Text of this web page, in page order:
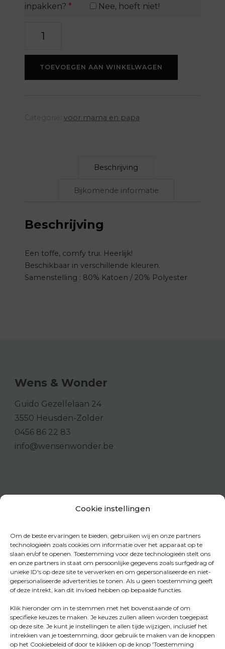
Cookie instellingen
Om de beste ervaringen te bieden, gebruiken wij en onze partners
technologieën zoals cookies om informatie over het apparaat op te
slaan en/of te openen. Toestemming voor deze technologieën stelt ons
en onze partners in staat om persoonlijke gegevens zoals surfgedrag of
unieke ID's op deze site te verwerken en om gepersonaliseerde en niet-
gepersonaliseerde advertenties te tonen. Als u geen toestemming geeft
of deze intrekt, kan dit invloed hebben op bepaalde functies.
Klik hieronder om in te stemmen met het bovenstaande of om
specifieke keuzes te maken. Je keuzes zullen alleen worden toegepast
op deze site. Je kunt je instellingen te allen tijde wijzigen, inclusief het
intrekken van je toestemming, door gebruik te maken van de knoppen
op het Cookiebeleid of door te klikken op de knop 'Toestemming
inpakken? *
Nee, hoeft niet!
boysmom
aantal
TOEVOEGEN AAN WINKELWAGEN
voor mama en papa
Beschrijving
Bijkomende informatie
Beschrijving
Een toffe, comfy trui. Heerlijk!
Beschikbaar in verschillende kleuren.
Samenstelling : 80% Katoen / 20% Polyester
Wens & Wonder
Guido Gezellelaan 24
3550 Heusden-Zolder
0456 86 22 83
info@wensenwonder.be